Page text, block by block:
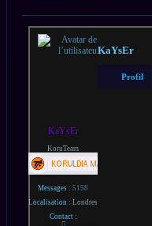
KaYsEr
KoruTeam
Messages : 5158
Localisation : Londres
Contact :
KaYsEr
Profil